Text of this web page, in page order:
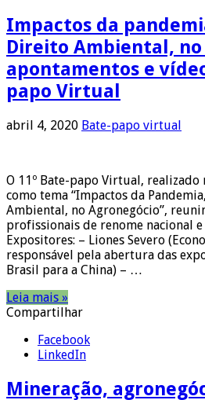
Impactos da
Direito Ambiental, no
apontamentos e
papo Virtual
abril 4, 2020 Bate-papo virtual
O 11º Bate-papo Virtual,
como tema “Impactos da
Ambiental, no Agronegócio”,
profissionais de renome nacional
Expositores: – Liones Severo
responsável pela abertura das
Brasil para a China) – …
Leia mais »
Compartilhar
Facebook
LinkedIn
Mineração,